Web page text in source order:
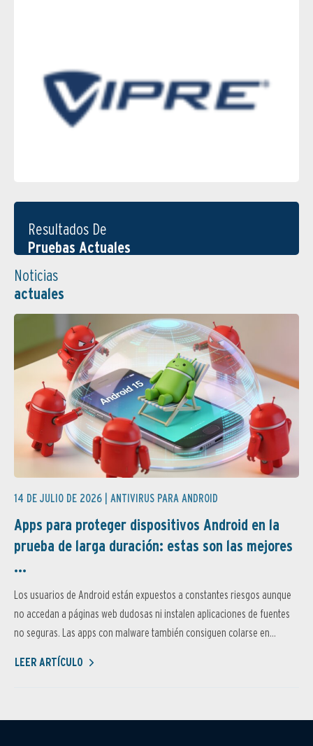
Resultados De
Pruebas Actuales
Noticias
actuales
14 DE JULIO DE 2026 | ANTIVIRUS PARA ANDROID
Apps para proteger dispositivos Android en la
prueba de larga duración: estas son las mejores
...
Los usuarios de Android están expuestos a constantes riesgos aunque
no accedan a páginas web dudosas ni instalen aplicaciones de fuentes
no seguras. Las apps con malware también consiguen colarse en...
LEER ARTÍCULO